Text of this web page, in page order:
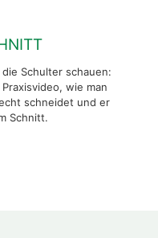
Schulter schauen:
wie man
schneidet und er
Schnitt.